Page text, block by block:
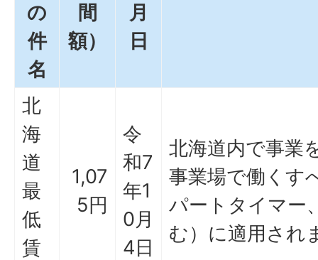
の
件
名
間
額）
月
日
北
海
道
最
低
賃
1,07
5円
令
和7
年1
0月
4日
北海道内で事業
事業場で働くす
パートタイマー
む）に適用され